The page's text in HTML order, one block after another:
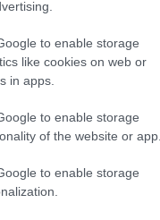
to enable storage
like cookies on web or
in apps.
to enable storage
of the website or app.
to enable storage
con Giardinaggio.net